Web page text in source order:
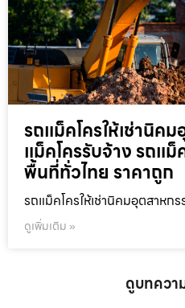
รถแม็คโครให้เช่านิค
แม็คโครรับจ้าง รถแม็
พื้นที่ทั่วไทย ราคาถูก
รถแม็คโครให้เช่านิคมอุตสาหกร
ดูเพิ่มเติม »
ดูบทคว